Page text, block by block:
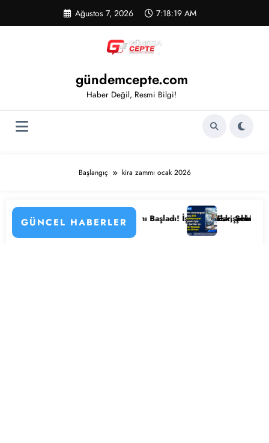
Ağustos 7, 2026 7:18:19 AM
gündemcepte.com
Haber Değil, Resmi Bilgi!
Başlangıç kira zammı ocak 2026
GÜNCEL HABERLER
Detayları
Hastanesi Personel Alımı Başladı! İşte Kadrolar, Şehirler ve
Eskişehir